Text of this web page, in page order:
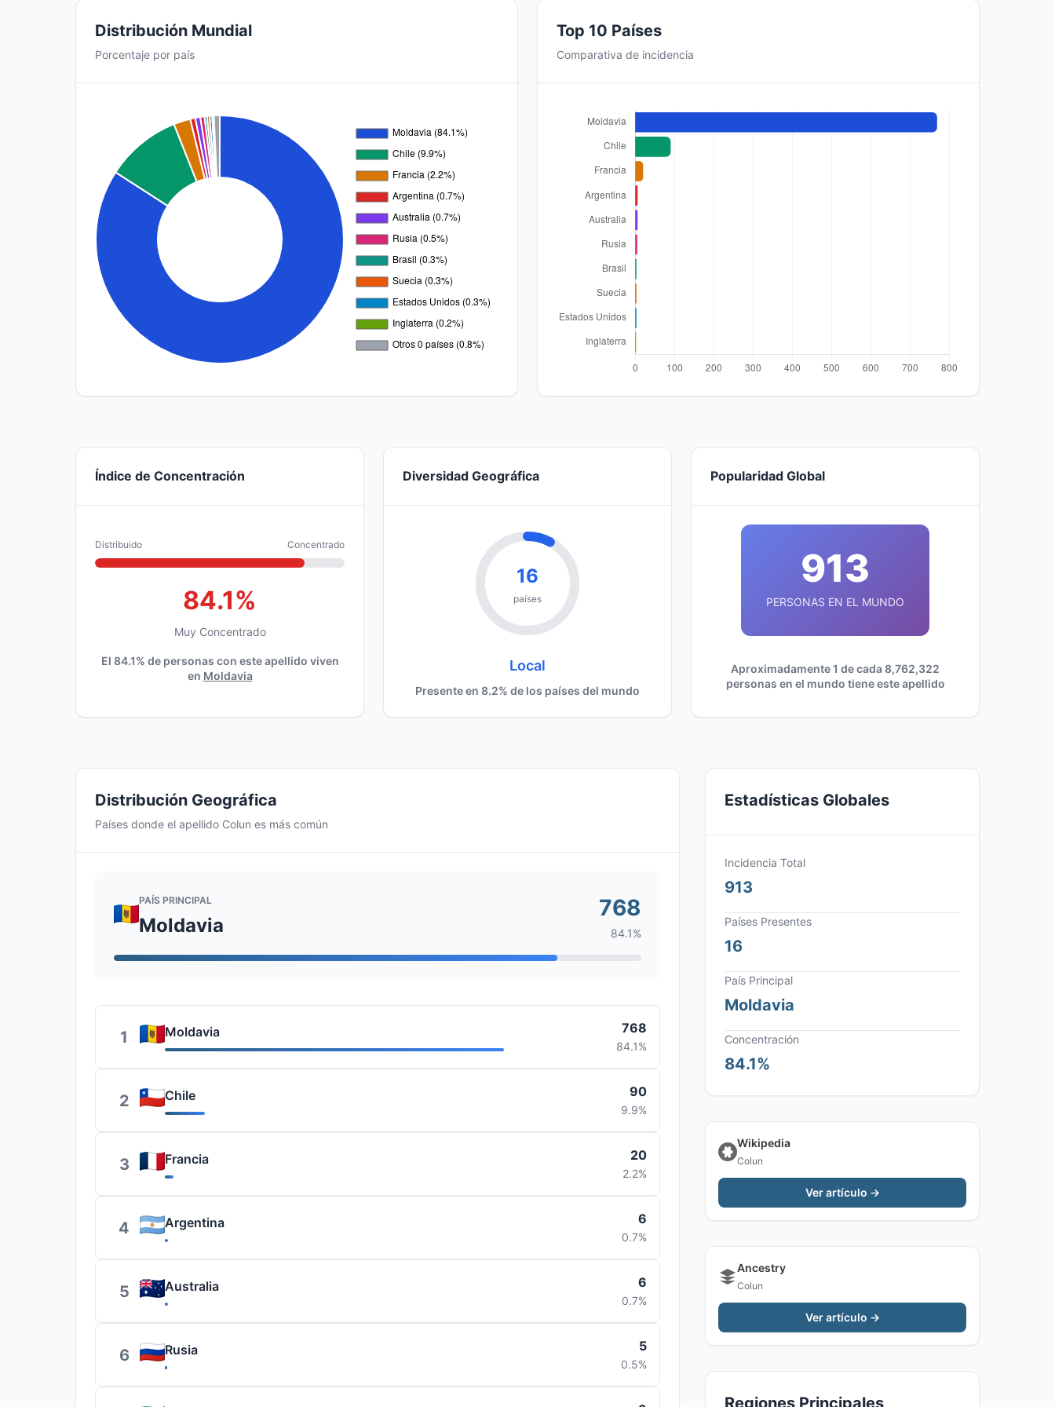
Distribución Mundial
Porcentaje por país
Top 10 Países
Comparativa de incidencia
Índice de Concentración
Distribuido Concentrado
84.1%
Muy Concentrado
El 84.1% de personas con este apellido viven
en Moldavia
Diversidad Geográfica
16
países
Local
Presente en 8.2% de los países del mundo
Popularidad Global
913
PERSONAS EN EL MUNDO
Aproximadamente 1 de cada 8,762,322
personas en el mundo tiene este apellido
Distribución Geográfica
Países donde el apellido Colun es más común
PAÍS PRINCIPAL
Moldavia
768
84.1%
1 Moldavia 768
84.1%
2 Chile 90
9.9%
3 Francia 20
2.2%
4 Argentina 6
0.7%
5 Australia 6
0.7%
6 Rusia 5
0.5%
Estadísticas Globales
Incidencia Total
913
Países Presentes
16
País Principal
Moldavia
Concentración
84.1%
Wikipedia
Colun
Ver artículo →
Ancestry
Colun
Ver artículo →
Regiones Principales